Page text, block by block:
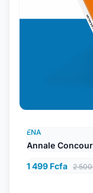
ENA
Annale
1 499 Fcfa 2